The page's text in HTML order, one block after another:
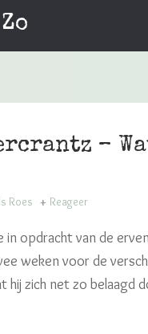
–
Roes Reageer
in opdracht van de
weken voor de
hij zich net zo belaagd